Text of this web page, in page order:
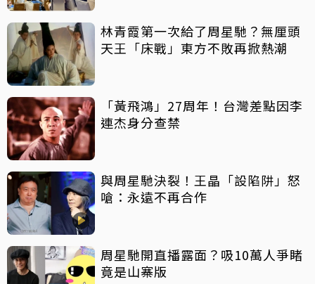
林青霞第一次給了周星馳？無厘頭
天王「床戰」東方不敗再掀熱潮
「黃飛鴻」27周年！台灣差點因李
連杰身分查禁
與周星馳決裂！王晶「設陷阱」怒
嗆：永遠不再合作
周星馳開直播露面？吸10萬人爭睹
竟是山寨版